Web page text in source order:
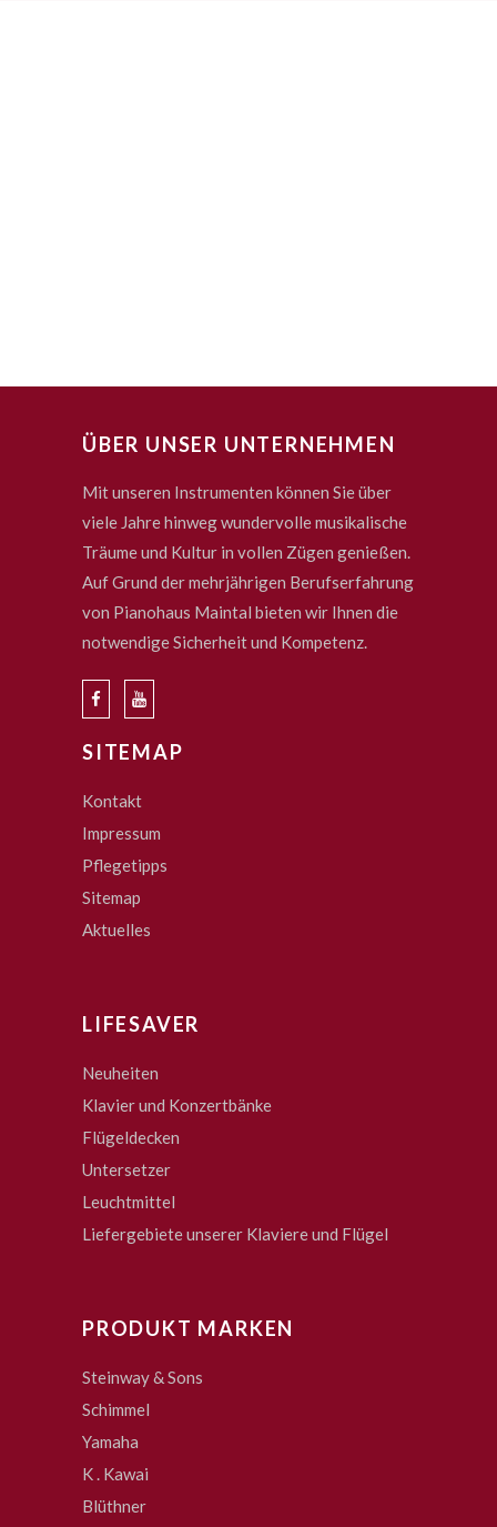
ÜBER UNSER UNTERNEHMEN
Mit unseren Instrumenten können Sie über
viele Jahre hinweg wundervolle musikalische
Träume und Kultur in vollen Zügen genießen.
Auf Grund der mehrjährigen Berufserfahrung
von Pianohaus Maintal bieten wir Ihnen die
notwendige Sicherheit und Kompetenz.
SITEMAP
Kontakt
Impressum
Pflegetipps
Sitemap
Aktuelles
LIFESAVER
Neuheiten
Klavier und Konzertbänke
Flügeldecken
Untersetzer
Leuchtmittel
Liefergebiete unserer Klaviere und Flügel
PRODUKT MARKEN
Steinway & Sons
Schimmel
Yamaha
K . Kawai
Blüthner